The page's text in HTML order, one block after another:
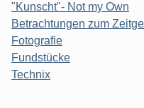
"Kunscht"- Not my Own
Betrachtungen zum
Fotografie
Fundstücke
Technix